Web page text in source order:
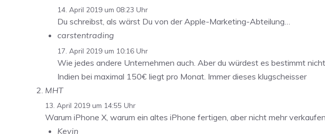
14. April 2019 um 08:23 Uhr
Du schreibst, als wärst Du von der Apple-Marketing-Abteilung…
carstentrading
17. April 2019 um 10:16 Uhr
Wie jedes andere Unternehmen auch. Aber du würdest es bestimmt
Indien bei maximal 150€ liegt pro Monat. Immer dieses klugscheisser
MHT
13. April 2019 um 14:55 Uhr
Warum iPhone X, warum ein altes iPhone fertigen, aber nicht mehr
Kevin